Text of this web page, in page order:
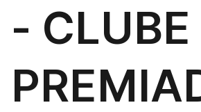
- CLUBE